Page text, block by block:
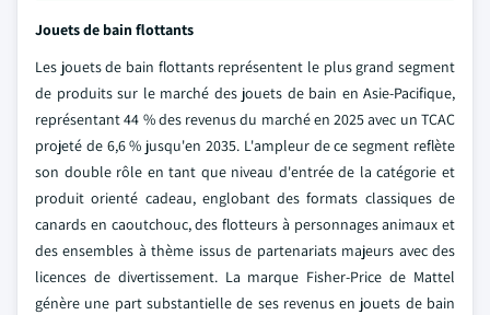
Jouets de bain flottants
Les jouets de bain flottants représentent le plus grand segment
de produits sur le marché des jouets de bain en Asie-Pacifique,
représentant 44 % des revenus du marché en 2025 avec un TCAC
projeté de 6,6 % jusqu'en 2035. L'ampleur de ce segment reflète
son double rôle en tant que niveau d'entrée de la catégorie et
produit orienté cadeau, englobant des formats classiques de
canards en caoutchouc, des flotteurs à personnages animaux et
des ensembles à thème issus de partenariats majeurs avec des
licences de divertissement. La marque Fisher-Price de Mattel
génère une part substantielle de ses revenus en jouets de bain